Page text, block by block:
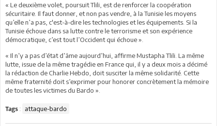
« Le deuxième volet, poursuit Tlili, est de renforcer la coopération
sécuritaire. Il faut donner, et non pas vendre, à la Tunisie les moyens
qu’elle n’a pas, c'est-à-dire les technologies et les équipements. Si la
Tunisie échoue dans sa lutte contre le terrorisme et son expérience
démocratique, c’est tout l’Occident qui échoue ».
« Il n’y a pas d’état d’âme aujourd’hui, affirme Mustapha Tlili. La même
lutte, issue de la même tragédie en France qui, il y a deux mois a décimé
la rédaction de Charlie Hebdo, doit susciter la même solidarité. Cette
même fraternité doit s’exprimer pour honorer concrètement la mémoire
de toutes les victimes du Bardo ».
Tags : attaque-bardo